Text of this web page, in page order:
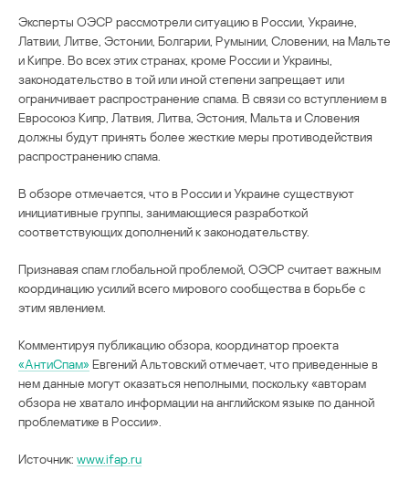
Эксперты ОЭСР рассмотрели ситуацию в России, Украине,
Латвии, Литве, Эстонии, Болгарии, Румынии, Словении, на Мальте
и Кипре. Во всех этих странах, кроме России и Украины,
законодательство в той или иной степени запрещает или
ограничивает распространение спама. В связи со вступлением в
Евросоюз Кипр, Латвия, Литва, Эстония, Мальта и Словения
должны будут принять более жесткие меры противодействия
распространению спама.
В обзоре отмечается, что в России и Украине существуют
инициативные группы, занимающиеся разработкой
соответствующих дополнений к законодательству.
Признавая спам глобальной проблемой, ОЭСР считает важным
координацию усилий всего мирового сообщества в борьбе с
этим явлением.
Комментируя публикацию обзора, координатор проекта
«АнтиСпам» Евгений Альтовский отмечает, что приведенные в
нем данные могут оказаться неполными, поскольку «авторам
обзора не хватало информации на английском языке по данной
проблематике в России».
Источник: www.ifap.ru